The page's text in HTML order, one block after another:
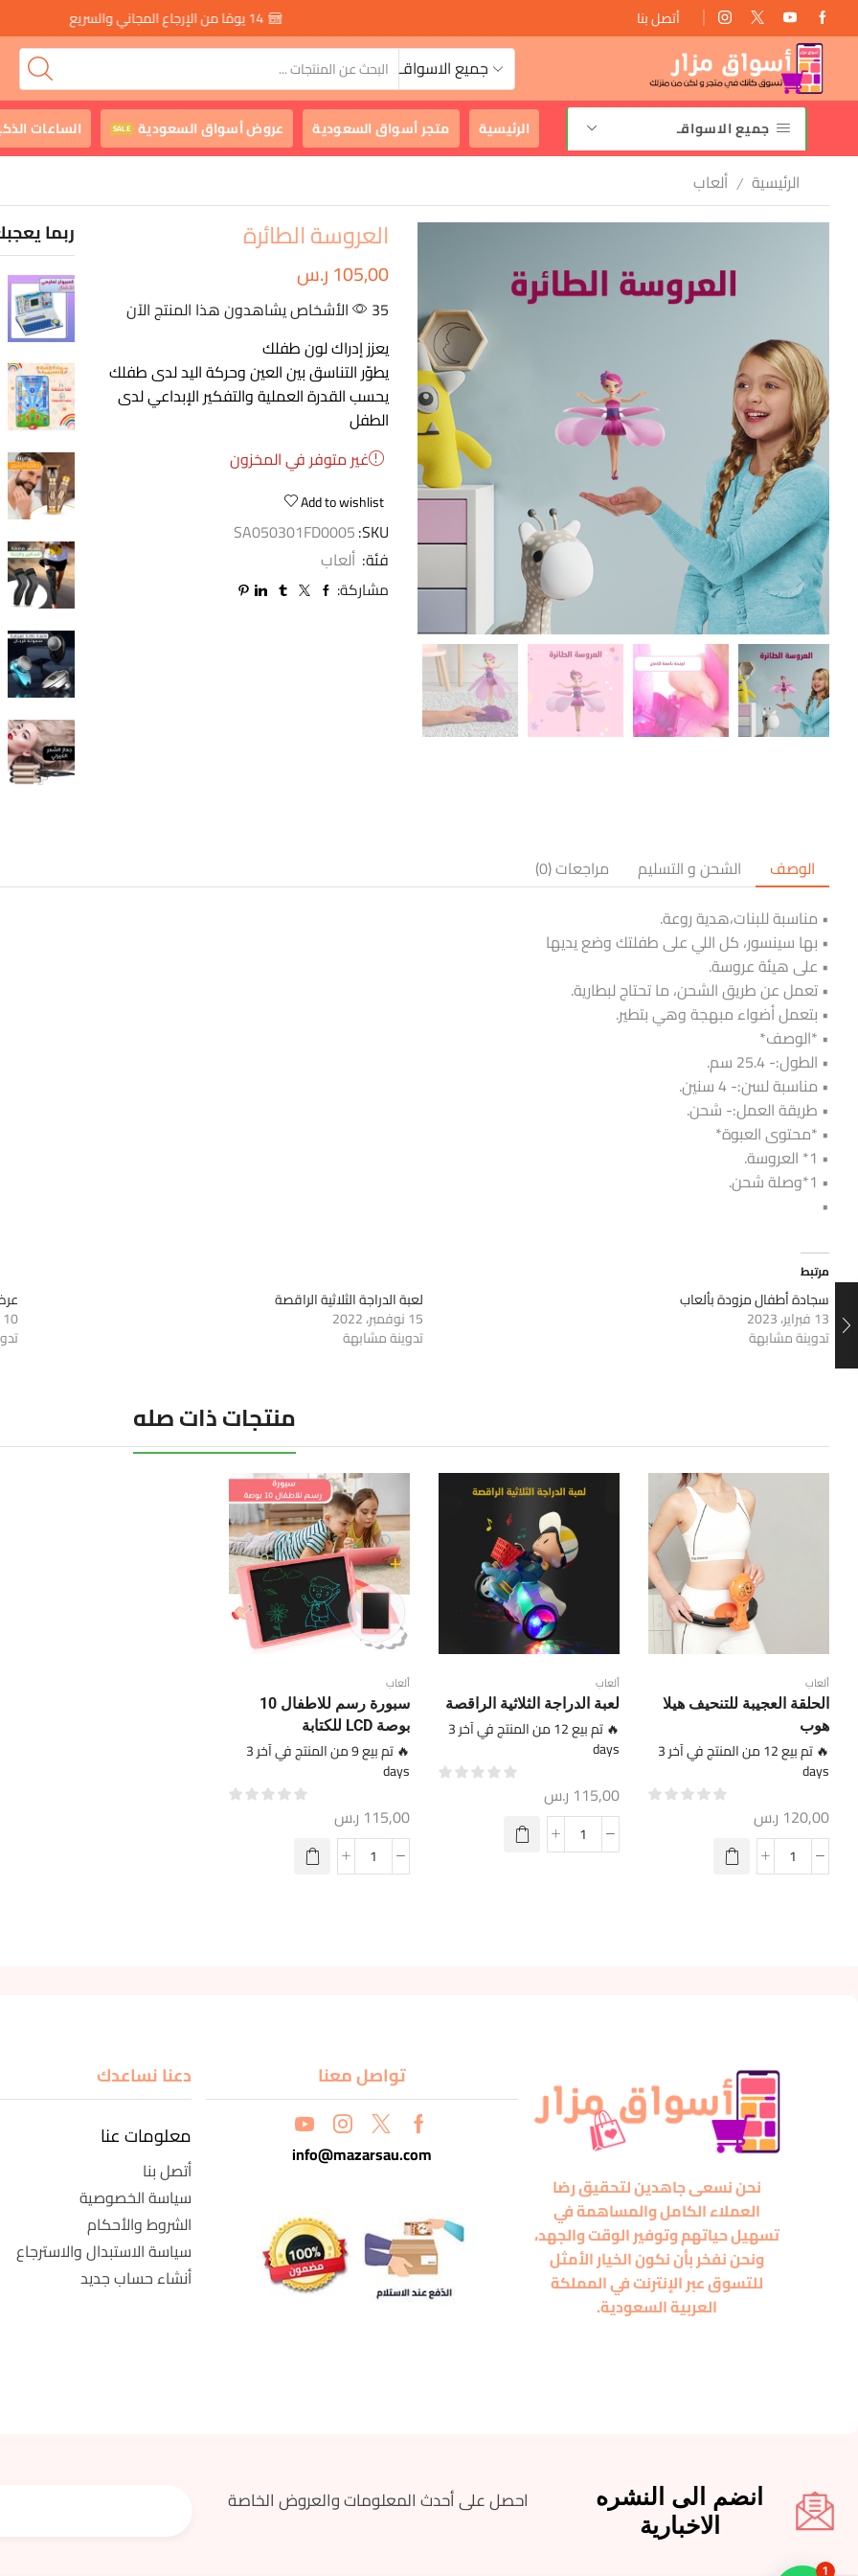
أتصل بنا
جميع الاسواقـ
جميع الاسواقـ الرئيسية متجر أسواق السعودية عروض أسواق السعودية SALE الساعات
الرئيسية / ألعاب
العروسة الطائرة
105,00ر.س
35 الأشخاص يشاهدون هذا المنتج الآن
يعزز إدراك لون طفلك
يطوّر التناسق بين العين وحركة اليد لدى طفلك
يحسب القدرة العملية والتفكير الإبداعي لدى
الطفل
غير متوفر في المخزون
Add to wishlist
SKU:
SA050301FD0005
فئة: ألعاب
مشاركة:
ربما
الوصف الشحن و التسليم
مراجعات (0)
• مناسبة للبنات،هدية روعة.
• بها سينسور، كل اللي على طفلتك وضع يديها
• على هيئة عروسة.
• تعمل عن طريق الشحن، ما تحتاج لبطارية.
• بتعمل أضواء مبهجة وهي بتطير.
• *الوصف*
• الطول:- 25.4 سم.
• مناسبة لسن:- 4 سنين.
• طريقة العمل:- شحن.
• *محتوى العبوة*
• 1* العروسة.
• 1*وصلة شحن.
•
مرتبط
سجادة أطفال مزودة بألعاب
13 فبراير، 2023
تدوينة مشابهة
لعبة الدراجة الثلاثية الراقصة
15 نوفمبر، 2022
تدوينة مشابهة
10 نوفمبر، 2022
منتجات ذات صله
ألعاب
الحلقة العجيبة للتنحيف هيلا
هوب
🔥 تم بيع 12 من المنتج في آخر 3
days
120,00 ر.س
ألعاب
لعبة الدراجة الثلاثية الراقصة
🔥 تم بيع 12 من المنتج في آخر 3
days
115,00 ر.س
ألعاب
سبورة رسم للاطفال 10
بوصة LCD للكتابة
🔥 تم بيع 9 من المنتج في آخر 3
days
115,00 ر.س
نحن نسعى جاهدين لتحقيق رضا
العملاء الكامل والمساهمة في
تسهيل حياتهم وتوفير الوقت والجهد،
ونحن نفخر بأن نكون الخيار الأمثل
للتسوق عبر الإنترنت في المملكة
العربية السعودية.
تواصل معنا
info@mazarsau.com
دعنا نساعدك
معلومات عنا
أتصل بنا
سياسة الخصوصية
الشروط والأحكام
سياسة الاستبدال والاسترجاع
أنشاء حساب جديد
انضم الى النشره
الاخبارية
احصل على أحدث المعلومات والعروض الخاصة
1